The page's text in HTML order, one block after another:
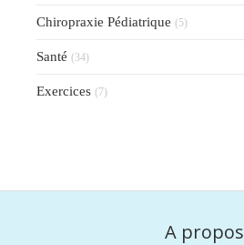
Chiropraxie Pédiatrique (5)
Santé (34)
Exercices (7)
A propos